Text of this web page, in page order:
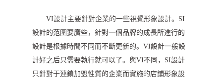
VI設計主要針對企業的一些視覺形象設計。SI
設計的范圍要廣些，針對一個品牌的成長所進行的
設計是根據時間不同而不斷更新的。VI設計一般設
計好之后只需要執行就可以了。與VI不同，SI設計
只針對于連鎖加盟性質的企業而實施的店鋪形象設